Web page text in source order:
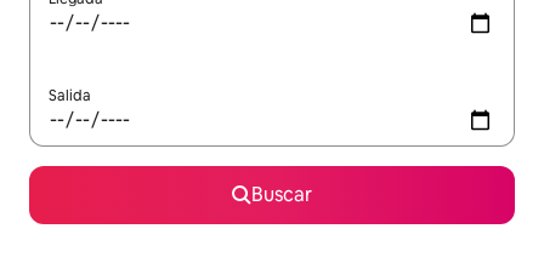
Salida
Buscar